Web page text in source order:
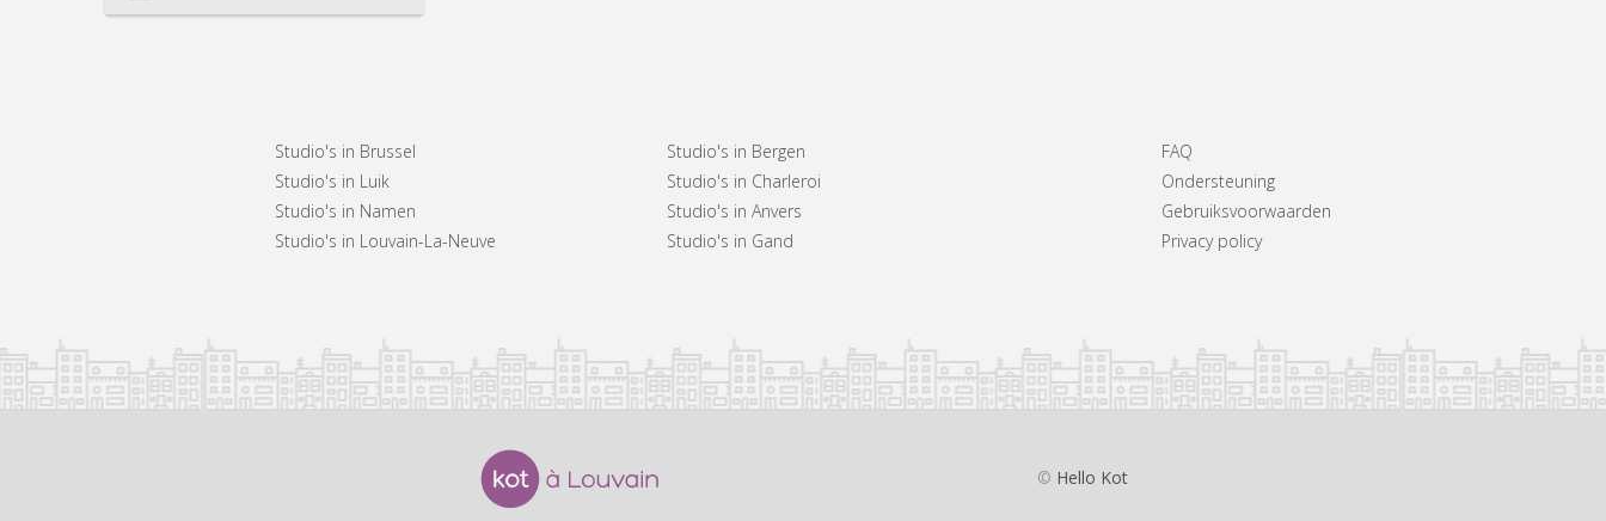
Studio's in Brussel
Studio's in Luik
Studio's in Namen
Studio's in Louvain-La-Neuve
Studio's in Bergen
Studio's in Charleroi
Studio's in Anvers
Studio's in Gand
FAQ
Ondersteuning
Gebruiksvoorwaarden
Privacy policy
© Hello Kot